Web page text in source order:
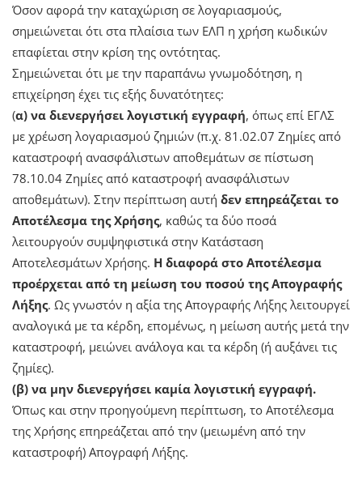
Όσον αφορά την καταχώριση σε λογαριασμούς,
σημειώνεται ότι στα πλαίσια των ΕΛΠ η χρήση κωδικών
επαφίεται στην κρίση της οντότητας.
Σημειώνεται ότι με την παραπάνω γνωμοδότηση, η
επιχείρηση έχει τις εξής δυνατότητες:
(α) να διενεργήσει λογιστική εγγραφή, όπως επί ΕΓΛΣ
με χρέωση λογαριασμού ζημιών (π.χ. 81.02.07 Ζημίες από
καταστροφή ανασφάλιστων αποθεμάτων σε πίστωση
78.10.04 Ζημίες από καταστροφή ανασφάλιστων
αποθεμάτων). Στην περίπτωση αυτή δεν επηρεάζεται το
Αποτέλεσμα της Χρήσης, καθώς τα δύο ποσά
λειτουργούν συμψηφιστικά στην Κατάσταση
Αποτελεσμάτων Χρήσης. Η διαφορά στο Αποτέλεσμα
προέρχεται από τη μείωση του ποσού της Απογραφής
Λήξης. Ως γνωστόν η αξία της Απογραφής Λήξης λειτουργεί
αναλογικά με τα κέρδη, επομένως, η μείωση αυτής μετά την
καταστροφή, μειώνει ανάλογα και τα κέρδη (ή αυξάνει τις
ζημίες).
(β) να μην διενεργήσει καμία λογιστική εγγραφή.
Όπως και στην προηγούμενη περίπτωση, το Αποτέλεσμα
της Χρήσης επηρεάζεται από την (μειωμένη από την
καταστροφή) Απογραφή Λήξης.